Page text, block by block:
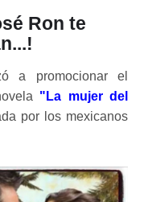
Ron te
a promocionar el
"La mujer del
por los mexicanos